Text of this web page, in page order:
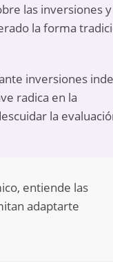
las inversiones y
la forma
inversiones
radica en la
la
entiende las
adaptarte